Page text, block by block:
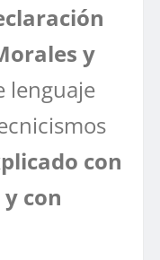
y
lenguaje
con
con